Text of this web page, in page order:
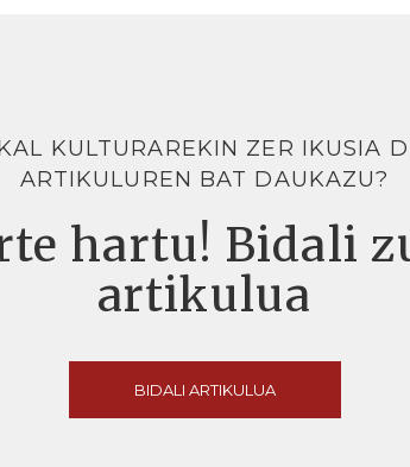
KULTURAREKIN ZER IKUSIA
ARTIKULUREN BAT DAUKAZU?
hartu! Bidali
artikulua
BIDALI ARTIKULUA